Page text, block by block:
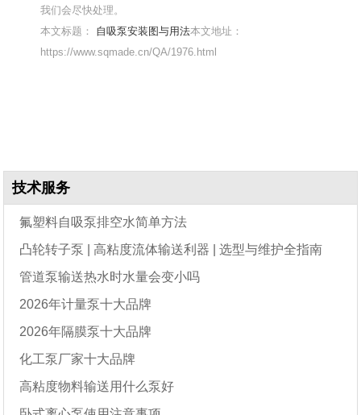
我们会尽快处理。
本文标题： 自吸泵安装图与用法本文地址：
https://www.sqmade.cn/QA/1976.html
技术服务
氟塑料自吸泵排空水简单方法
凸轮转子泵 | 高粘度流体输送利器 | 选型与维护全指南
管道泵输送热水时水量会变小吗
2026年计量泵十大品牌
2026年隔膜泵十大品牌
化工泵厂家十大品牌
高粘度物料输送用什么泵好